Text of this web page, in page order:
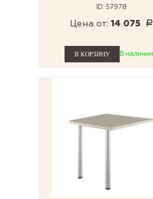
ID: 57978
Цена от: 14 075 Р
В наличии